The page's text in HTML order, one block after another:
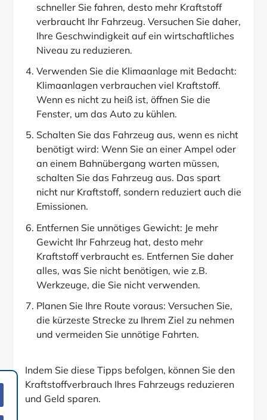
schneller Sie fahren, desto mehr Kraftstoff
verbraucht Ihr Fahrzeug. Versuchen Sie daher,
Ihre Geschwindigkeit auf ein wirtschaftliches
Niveau zu reduzieren.
Verwenden Sie die Klimaanlage mit Bedacht:
Klimaanlagen verbrauchen viel Kraftstoff.
Wenn es nicht zu heiß ist, öffnen Sie die
Fenster, um das Auto zu kühlen.
Schalten Sie das Fahrzeug aus, wenn es nicht
benötigt wird: Wenn Sie an einer Ampel oder
an einem Bahnübergang warten müssen,
schalten Sie das Fahrzeug aus. Das spart
nicht nur Kraftstoff, sondern reduziert auch die
Emissionen.
Entfernen Sie unnötiges Gewicht: Je mehr
Gewicht Ihr Fahrzeug hat, desto mehr
Kraftstoff verbraucht es. Entfernen Sie daher
alles, was Sie nicht benötigen, wie z.B.
Werkzeuge, die Sie nicht verwenden.
Planen Sie Ihre Route voraus: Versuchen Sie,
die kürzeste Strecke zu Ihrem Ziel zu nehmen
und vermeiden Sie unnötige Fahrten.
Indem Sie diese Tipps befolgen, können Sie den
Kraftstoffverbrauch Ihres Fahrzeugs reduzieren
und Geld sparen.